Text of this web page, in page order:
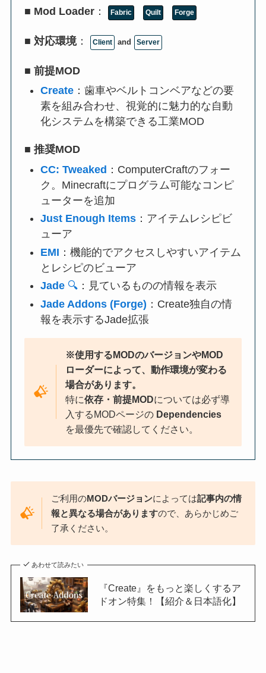
■ Mod Loader ： Fabric Quilt Forge
■対応環境： Client and Server
■前提MOD
Create ：歯車やベルトコンベアなどの要
素を組み合わせ、視覚的に魅力的な自動
化システムを構築できる工業MOD
■推奨MOD
CC: Tweaked ：ComputerCraftのフォー
ク。Minecraftにプログラム可能なコンピ
ューターを追加
Just Enough Items ：アイテムレシピビ
ューア
EMI ：機能的でアクセスしやすいアイテム
とレシピのビューア
Jade 🔍 ：見ているものの情報を表示
Jade Addons (Forge) ：Create独自の情
報を表示するJade拡張
※使用するMODのバージョンやMOD
ローダーによって、動作環境が変わる
場合があります。
特に依存・前提MODについては必ず導
入するMODページの Dependencies
を最優先で確認してください。
ご利用のMODバージョンによっては記事内の情
報と異なる場合がありますので、あらかじめご
了承ください。
あわせて読みたい
『Create』をもっと楽しくするア
ドオン特集！【紹介＆日本語化】